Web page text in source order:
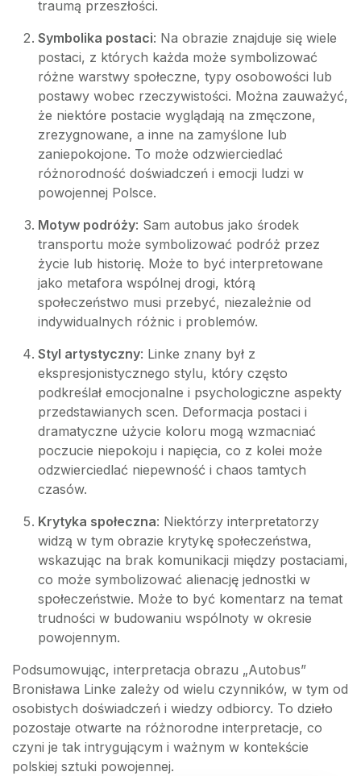
traumą przeszłości.
Symbolika postaci: Na obrazie znajduje się wiele
postaci, z których każda może symbolizować
różne warstwy społeczne, typy osobowości lub
postawy wobec rzeczywistości. Można zauważyć,
że niektóre postacie wyglądają na zmęczone,
zrezygnowane, a inne na zamyślone lub
zaniepokojone. To może odzwierciedlać
różnorodność doświadczeń i emocji ludzi w
powojennej Polsce.
Motyw podróży: Sam autobus jako środek
transportu może symbolizować podróż przez
życie lub historię. Może to być interpretowane
jako metafora wspólnej drogi, którą
społeczeństwo musi przebyć, niezależnie od
indywidualnych różnic i problemów.
Styl artystyczny: Linke znany był z
ekspresjonistycznego stylu, który często
podkreślał emocjonalne i psychologiczne aspekty
przedstawianych scen. Deformacja postaci i
dramatyczne użycie koloru mogą wzmacniać
poczucie niepokoju i napięcia, co z kolei może
odzwierciedlać niepewność i chaos tamtych
czasów.
Krytyka społeczna: Niektórzy interpretatorzy
widzą w tym obrazie krytykę społeczeństwa,
wskazując na brak komunikacji między postaciami,
co może symbolizować alienację jednostki w
społeczeństwie. Może to być komentarz na temat
trudności w budowaniu wspólnoty w okresie
powojennym.
Podsumowując, interpretacja obrazu „Autobus”
Bronisława Linke zależy od wielu czynników, w tym od
osobistych doświadczeń i wiedzy odbiorcy. To dzieło
pozostaje otwarte na różnorodne interpretacje, co
czyni je tak intrygującym i ważnym w kontekście
polskiej sztuki powojennej.